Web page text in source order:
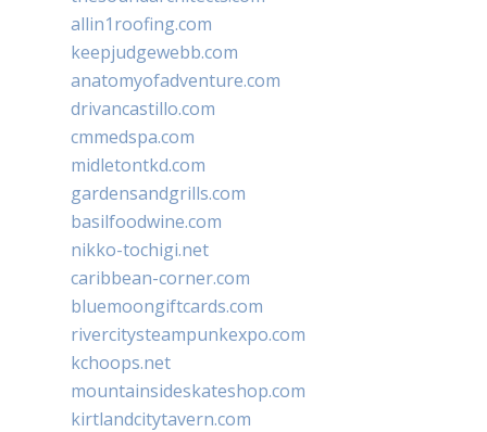
allin1roofing.com
keepjudgewebb.com
anatomyofadventure.com
drivancastillo.com
cmmedspa.com
midletontkd.com
gardensandgrills.com
basilfoodwine.com
nikko-tochigi.net
caribbean-corner.com
bluemoongiftcards.com
rivercitysteampunkexpo.com
kchoops.net
mountainsideskateshop.com
kirtlandcitytavern.com